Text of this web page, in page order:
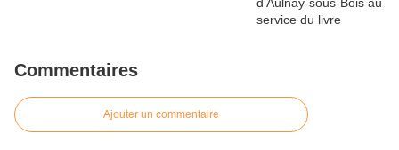
Commentaires
Ajouter un commentaire